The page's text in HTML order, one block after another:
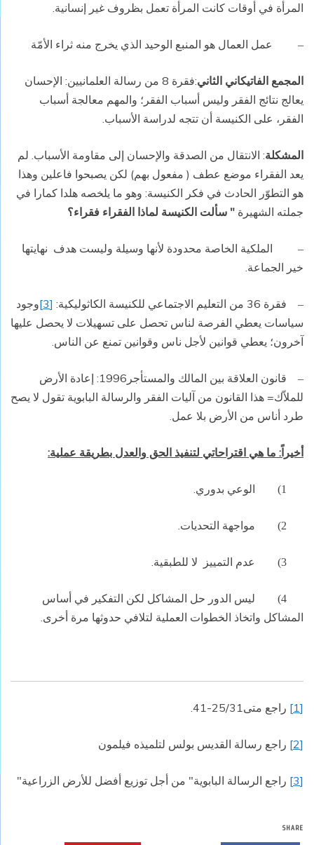
المرأة في أوقات كانت المرأة تعمل بظروف غير إنسانية.
– عمل العمال هو المنبع الوحيد الذي يخرج منه ثراء الأمّة
المجمع الفاتيكاني الثاني
:فقرة 8 من رسالة العلمانيين: الإحسان
يعالج نتائج الفقر وليس أسباب الفقر؛ والمهم معالجة أسباب
الفقر، على الكنيسة أن تتجه لدراسة الأسباب.
المشكلة: الانتقال من الصدقة والإحسان إلى مقاومة الأسباب. لم
يعد الفقراء موضع عطف ( مفعول بهم) لكن يصبحوا فاعلين وهذا
هو التطوّر الحادث في فكر الكنيسة: وهو ما يلخصه هلدا كمارا في
جملته الشهيرة " سألت الكنيسة لماذا الفقراء فقراء؟
– الملكية الخاصة محدودة لأنها وسيلة وليست هدف نهايتها
خير الجماعة.
– فقرة 36 من التعليم الاجتماعي للكنيسة الكاثوليكية: [3]
وجود
سياسات يعطي الفرصة لناس تحصل على تسهيلات لا يحصل عليها
آخرون؛ يعطي قوانين لأجل ناس وقوانين تمنع عن الناس.
–
قانون العلاقة بين المالك والمستأجر1996: إعادة الأرض
للملاّك= هذا القانون من آليات الفقر والرسالة البابوية تقول لا يصح
طرد أناس من الأرض بلا عمل.
أخيراً: ما هي اقتراحاتي لتنفيذ الحق والعدل بطريقة عملية:
1) الوعي بدوري.
2) مواجهة التحديات.
3) عدم التمييز لا للطبقية.
4)
ليس الدور حل المشاكل لكن التفكير في أساس
المشاكل واتخاذ الخطوات العملية لتلافي حدوثها مرة أخرى.
[1] راجع متى25/31-41.
[2] راجع رسالة القديس بولس لتلميذه فيلمون
[3] راجع الرسالة البابوية" من أجل توزيع أفضل للأرض الزراعية"
SHARE